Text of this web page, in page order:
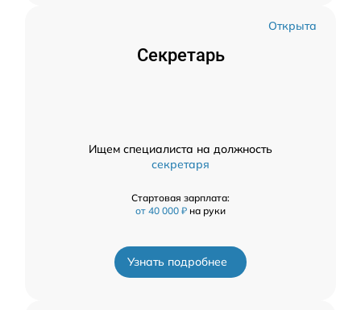
Открыта
Секретарь
Ищем специалиста на должность
секретаря
Стартовая зарплата:
от 40 000 ₽ на руки
Узнать подробнее